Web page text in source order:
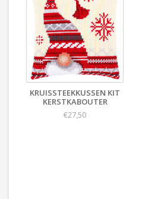
KRUISSTEEKKUSSEN KIT
KERSTKABOUTER
€27,50